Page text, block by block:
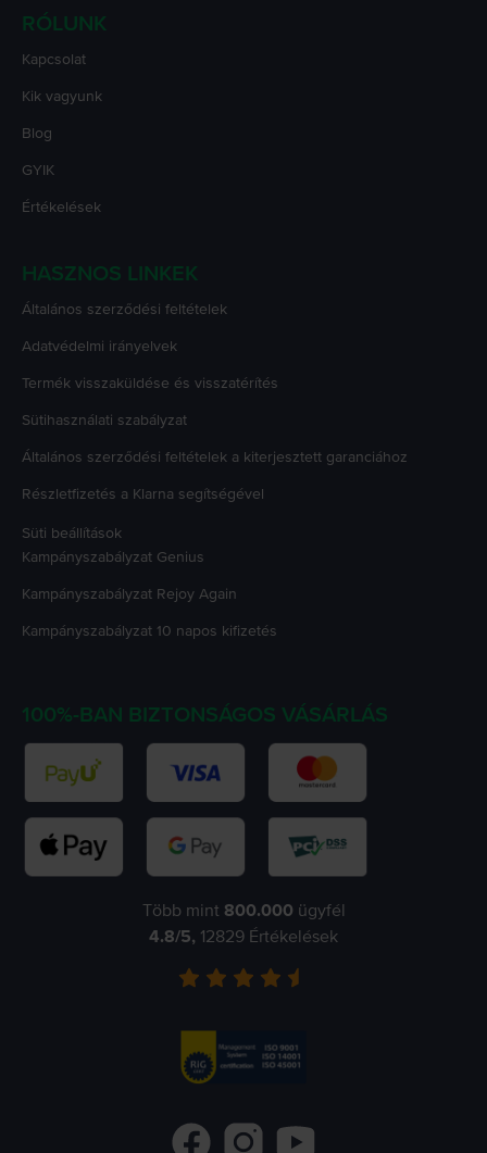
RÓLUNK
Kapcsolat
Kik vagyunk
Blog
GYIK
Értékelések
HASZNOS LINKEK
Általános szerződési feltételek
Adatvédelmi irányelvek
Termék visszaküldése és visszatérítés
Sütihasználati szabályzat
Általános szerződési feltételek a kiterjesztett garanciához
Részletfizetés a Klarna segítségével
Süti beállítások
Kampányszabályzat Genius
Kampányszabályzat Rejoy Again
Kampányszabályzat 10 napos kifizetés
100%-BAN BIZTONSÁGOS VÁSÁRLÁS
Több mint 800.000 ügyfél
4.8/5, 12829 Értékelések